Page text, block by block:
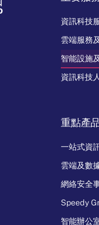
資訊科技
雲端服務
智能設施
資訊科技
重點產
一站式資
雲端及數
網絡安全
Speedy
智能辦公